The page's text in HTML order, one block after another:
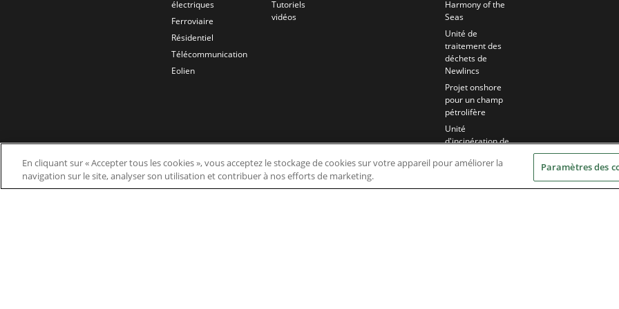
électriques
Ferroviaire
Résidentiel
Télécommunication
Eolien
Tutoriels
vidéos
Harmony of the
Seas
Unité de
traitement des
déchets de
Newlincs
Projet onshore
pour un champ
pétrolifère
Unité
d'incinération de
Centrale
En cliquant sur « Accepter tous les cookies », vous acceptez le stockage de cookies sur votre appareil pour améliorer la
navigation sur le site, analyser son utilisation et contribuer à nos efforts de marketing.
Paramètres des